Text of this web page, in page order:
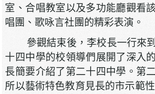
室、合唱教室以及多功能廳觀看
唱團、歌咏言社團的精彩表演。
參觀結束後，李校長一行來到
十四中學的校領導們展開了深入
長簡要介紹了第二十四中學。第
所以藝術特色教育見長的市示範